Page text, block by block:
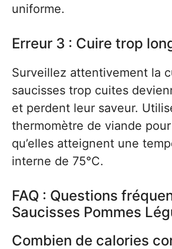
uniforme.
Erreur 3 : Cuire trop
Surveillez attentivement la
saucisses trop cuites
et perdent leur saveur.
thermomètre de viande
qu’elles atteignent une
interne de 75°C.
FAQ : Questions
Saucisses Pommes
Combien de calories